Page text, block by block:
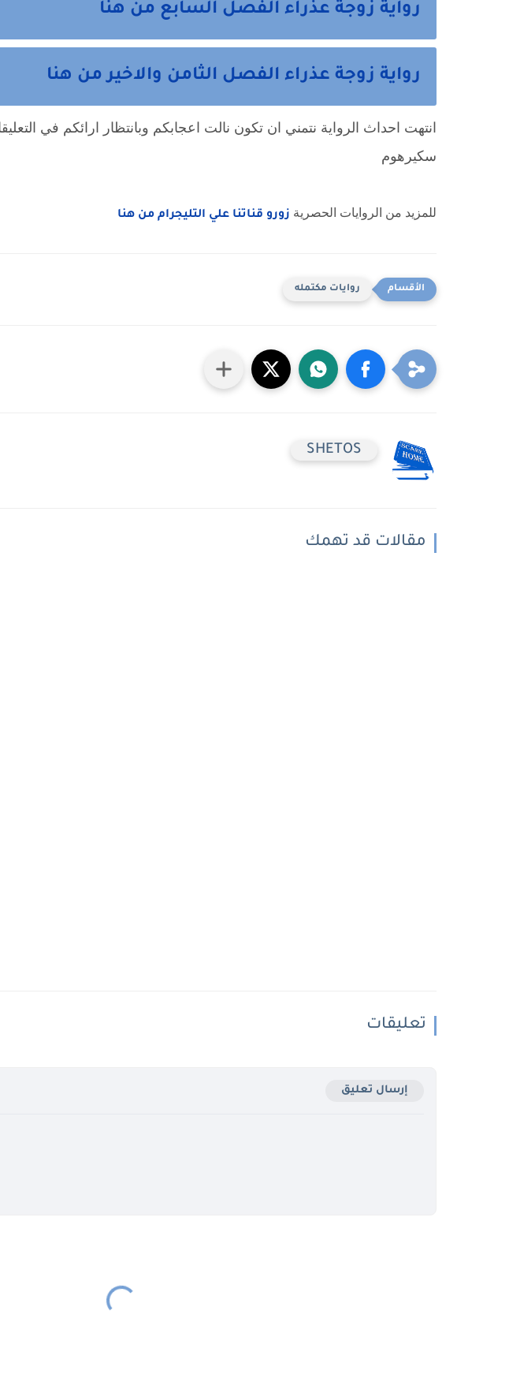
رواية زوجة عذراء الفصل السابع من هنا
رواية زوجة عذراء الفصل الثامن والاخير من هنا
سكيرهوم
للمزيد من الروايات الحصرية زورو قناتنا علي التليجرام من هنا
روايات مكتمله
SHETOS
مقالات قد تهمك
تعليقات
إرسال تعليق